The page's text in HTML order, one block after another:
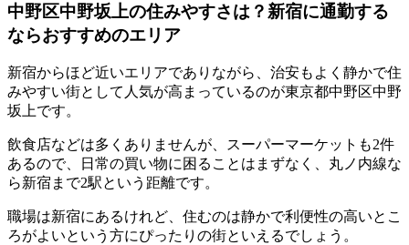
中野区中野坂上の住みやすさは？新宿に通勤する
ならおすすめのエリア
新宿からほど近いエリアでありながら、治安もよく静かで住
みやすい街として人気が高まっているのが東京都中野区中野
坂上です。
飲食店などは多くありませんが、スーパーマーケットも2件
あるので、日常の買い物に困ることはまずなく、丸ノ内線な
ら新宿まで2駅という距離です。
職場は新宿にあるけれど、住むのは静かで利便性の高いとこ
ろがよいという方にぴったりの街といえるでしょう。